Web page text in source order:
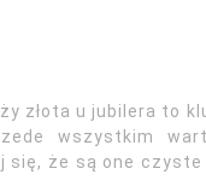
złota u jubilera to
wszystkim
się, że są one